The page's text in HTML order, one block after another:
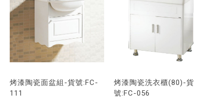
烤漆陶瓷面盆組-貨號:FC-
111
烤漆陶瓷洗衣櫃(80)-貨
號:FC-056